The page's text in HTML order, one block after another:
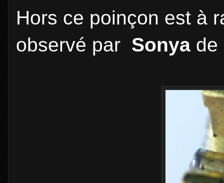
Hors ce poinçon est à
observé par Sonya de